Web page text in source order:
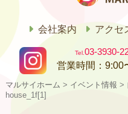
会社案内 アクセ
03-3930-
営業時間： 9:00
マルサイホーム > イベント情報 >
house_1f[1]